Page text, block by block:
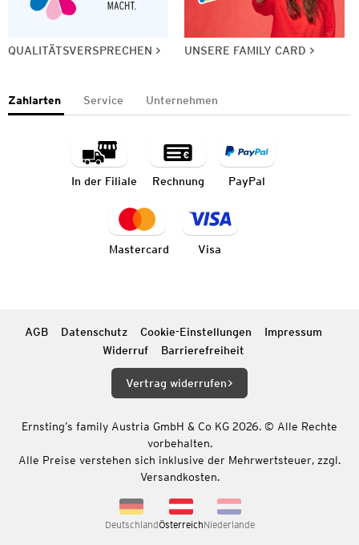
QUALITÄTSVERSPRECHEN UNSERE FAMILY CARD
Zahlarten Service Unternehmen
In der Filiale Rechnung PayPal
Mastercard Visa
AGB Datenschutz Cookie-Einstellungen
Impressum
Widerruf
Barrierefreiheit
Vertrag widerrufen
Ernsting’s family Austria GmbH & Co KG 2026. © Alle Rechte
vorbehalten.
Alle Preise verstehen sich inklusive der Mehrwertsteuer, zzgl.
Versandkosten.
DeutschlandÖsterreichNiederlande